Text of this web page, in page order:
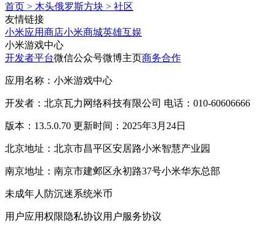
首页 > 木头俄罗斯方块 > 社区
友情链接
小米应用商店小米商城英雄互娱
小米游戏中心
开发者平台微信公众号微博主页商务合作
应用名称：小米游戏中心
开发者：北京瓦力网络科技有限公司 电话：010-60606666
版本：13.5.0.70 更新时间：2025年3月24日
北京地址：北京市昌平区安居路小米智慧产业园
南京地址：南京市建邺区永初路37号小米华东总部
未成年人防沉迷系统米币
用户应用权限隐私协议用户服务协议